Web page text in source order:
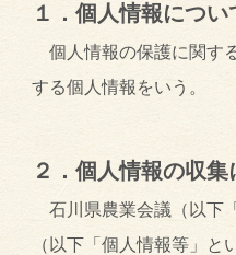
１．個人情報につい
個人情報の保護に関す
する個人情報をいう。
２．個人情報の収集
石川県農業会議（以下
（以下「個人情報等」